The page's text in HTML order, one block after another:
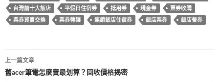
o
o
t
r
A
p
h
at
台灣前十大飯店
平假日住宿券 抵用券 現金券
票券收購
票券買賣交換
票券轉讓 連鎖飯店住宿券 飯店票券 飯店餐券
文
章
上一篇文章
舊acer筆電怎麼賣最划算？回收價格揭密